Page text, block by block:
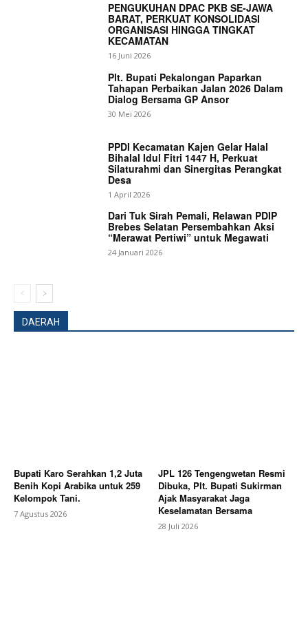
PENGUKUHAN DPAC PKB SE-JAWA
BARAT, PERKUAT KONSOLIDASI
ORGANISASI HINGGA TINGKAT
KECAMATAN
16 Juni 2026
Plt. Bupati Pekalongan Paparkan
Tahapan Perbaikan Jalan 2026 Dalam
Dialog Bersama GP Ansor
30 Mei 2026
PPDI Kecamatan Kajen Gelar Halal
Bihalal Idul Fitri 1447 H, Perkuat
Silaturahmi dan Sinergitas Perangkat
Desa
1 April 2026
Dari Tuk Sirah Pemali, Relawan PDIP
Brebes Selatan Persembahkan Aksi
“Merawat Pertiwi” untuk Megawati
24 Januari 2026
DAERAH
Bupati Karo Serahkan 1,2 Juta
Benih Kopi Arabika untuk 259
Kelompok Tani.
7 Agustus 2026
JPL 126 Tengengwetan Resmi
Dibuka, Plt. Bupati Sukirman
Ajak Masyarakat Jaga
Keselamatan Bersama
28 Juli 2026